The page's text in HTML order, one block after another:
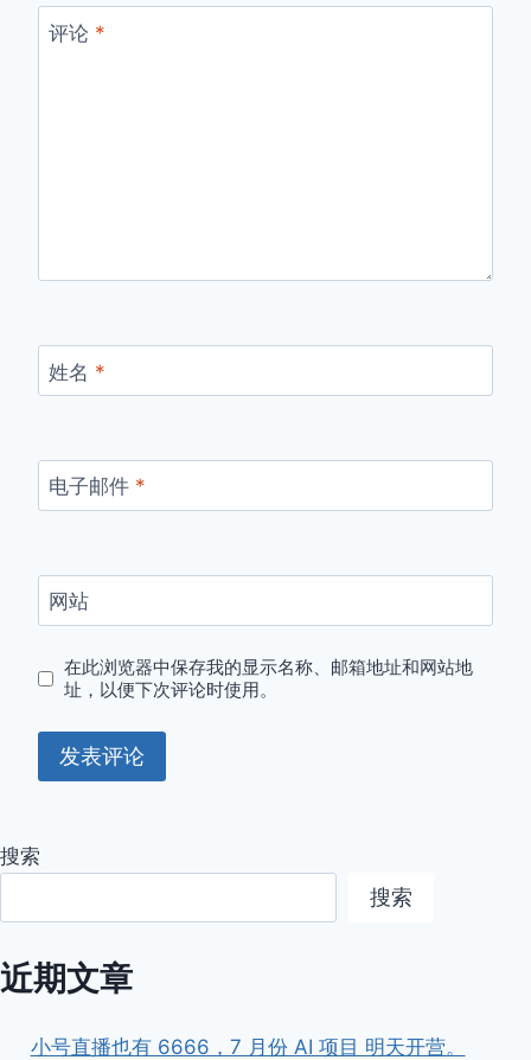
评论 *
姓名 *
电子邮件 *
网站
在此浏览器中保存我的显示名称、邮箱地址和网站地
址，以便下次评论时使用。
搜索
搜索
近期文章
小号直播也有 6666，7 月份 AI 项目 明天开营。